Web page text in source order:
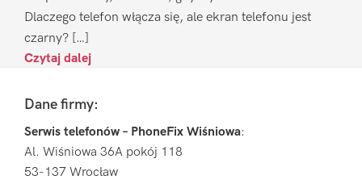
Dlaczego telefon włącza się, ale ekran telefonu jest
czarny? […]
Czytaj dalej
FooterDane firmy:
Serwis telefonów – PhoneFix Wiśniowa:
Al. Wiśniowa 36A pokój 118
53-137 Wrocław